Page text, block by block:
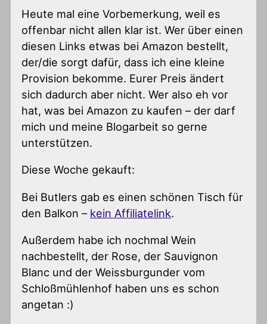
Heute mal eine Vorbemerkung, weil es
offenbar nicht allen klar ist. Wer über einen
diesen Links etwas bei Amazon bestellt,
der/die sorgt dafür, dass ich eine kleine
Provision bekomme. Eurer Preis ändert
sich dadurch aber nicht. Wer also eh vor
hat, was bei Amazon zu kaufen – der darf
mich und meine Blogarbeit so gerne
unterstützen.
Diese Woche gekauft:
Bei Butlers gab es einen schönen Tisch für
den Balkon – kein Affiliatelink.
Außerdem habe ich nochmal Wein
nachbestellt, der Rose, der Sauvignon
Blanc und der Weissburgunder vom
Schloßmühlenhof haben uns es schon
angetan :)